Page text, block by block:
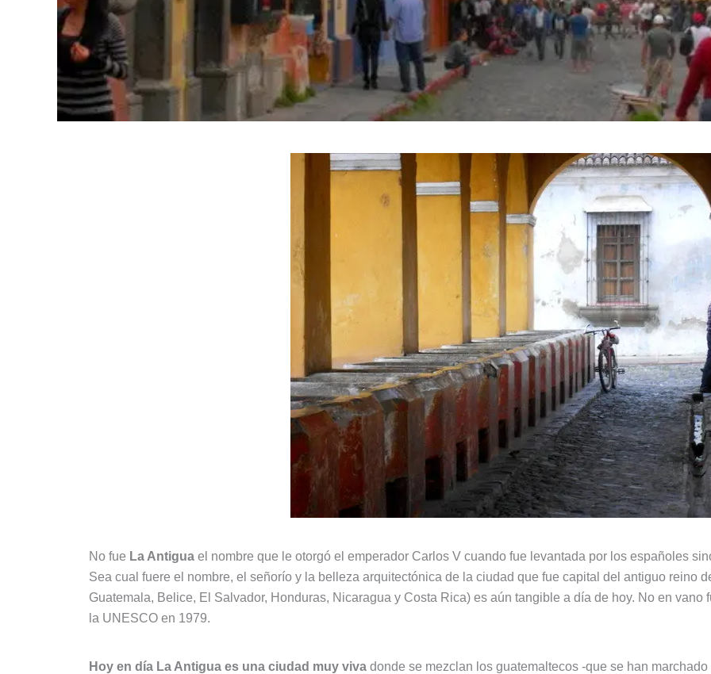
No fue La Antigua el nombre que le otorgó el emperador Carlos V cuando fue levantada por los españoles
Sea cual fuere el nombre, el señorío y la belleza arquitectónica de la ciudad que fue capital del antiguo reino
Guatemala, Belice, El Salvador, Honduras, Nicaragua y Costa Rica) es aún tangible a día de hoy. No en
la UNESCO en 1979.
Hoy en día La Antigua es una ciudad muy viva donde se mezclan los guatemaltecos -que se han